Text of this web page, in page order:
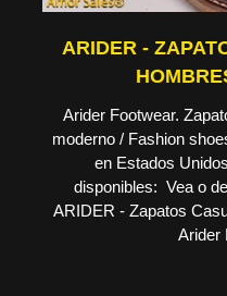
ARIDER -
Arider Footwear.
moderno / Fashion
en Estados
disponibles: Vea o
ARIDER - Zapatos
Arider